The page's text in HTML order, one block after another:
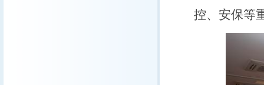
控、安保等